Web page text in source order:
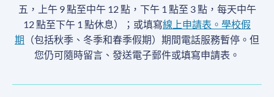
五，上午 9 點至中午 12 點，下午 1 點至 3 點，每天中午
12 點至下午 1 點休息）；或填寫線上申請表。 學校假
期 （包括秋季、冬季和春季假期）期間電話服務暫停 。但
您仍可隨時留言、發送電子郵件或填寫申請表。